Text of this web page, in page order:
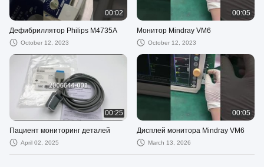
00:02
Дефибриллятор Philips M4735A
October 12, 2023
00:05
Монитор Mindray VM6
October 12, 2023
00:25
Пациент мониторинг деталей
April 02, 2025
00:05
Дисплей монитора Mindray VM6
March 13, 2026